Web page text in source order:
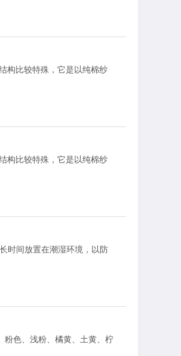
构比较特殊，它是以纯棉纱
构比较特殊，它是以纯棉纱
时间放置在潮湿环境，以防
粉色、浅粉、橘黄、土黄、柠